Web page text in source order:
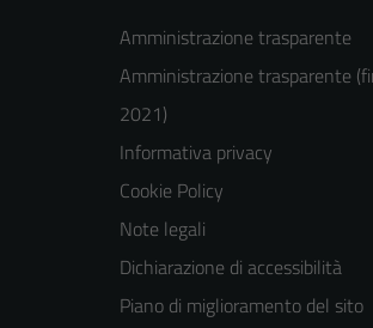
Amministrazione trasparente
Amministrazione trasparente
2021)
Informativa privacy
Cookie Policy
Note legali
Dichiarazione di accessibilità
Piano di miglioramento del sito
Tecnici
Questi cookie
sono necessari